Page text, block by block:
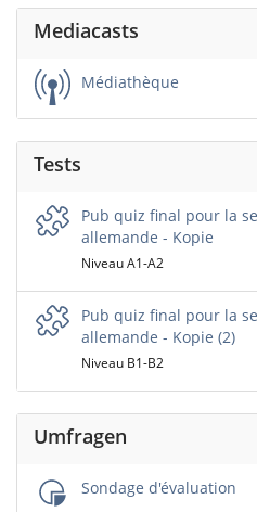
Mediacasts
Médiathèque
Tests
Pub quiz final pour la
allemande - Kopie
Niveau A1-A2
Pub quiz final pour la
allemande - Kopie (2)
Niveau B1-B2
Umfragen
Sondage d'évaluation